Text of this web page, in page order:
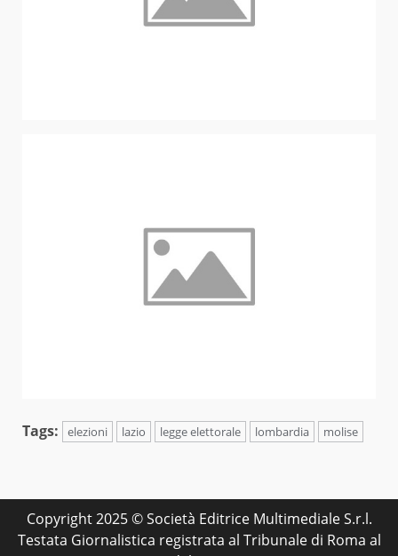
Tags: elezioni lazio legge elettorale lombardia molise
Copyright 2025 © Società Editrice Multimediale S.r.l.
Testata Giornalistica registrata al Tribunale di Roma al